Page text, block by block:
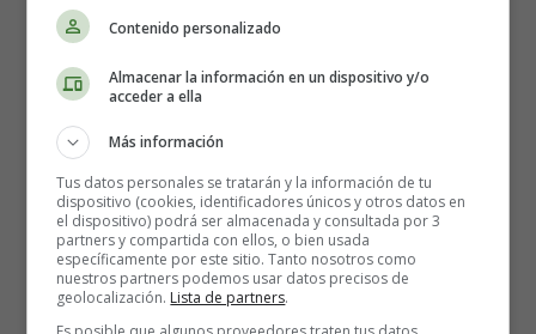
Contenido personalizado
Almacenar la información en un dispositivo y/o
acceder a ella
Más información
Tus datos personales se tratarán y la información de tu
dispositivo (cookies, identificadores únicos y otros datos en
el dispositivo) podrá ser almacenada y consultada por 3
partners y compartida con ellos, o bien usada
específicamente por este sitio. Tanto nosotros como
nuestros partners podemos usar datos precisos de
geolocalización. Lista de partners.